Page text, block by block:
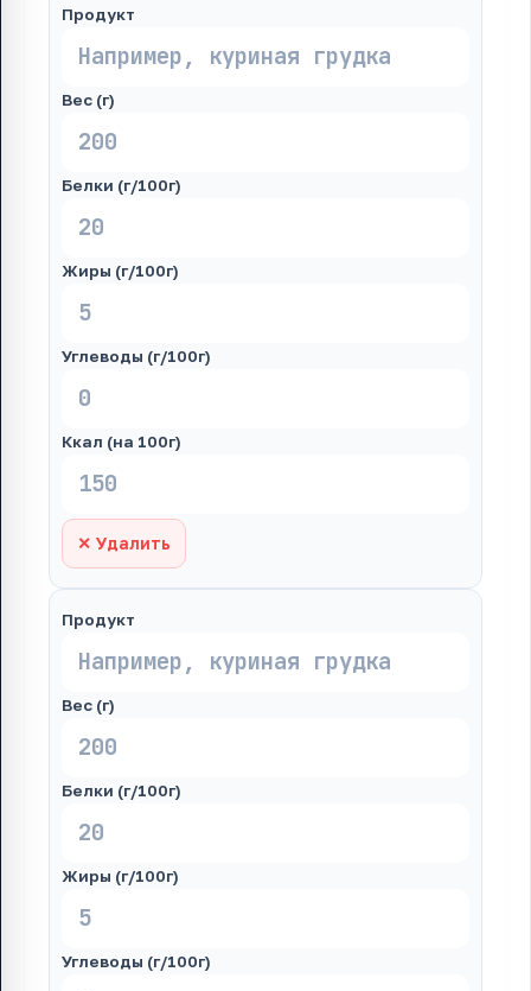
Продукт
Вес (г)
Белки (г/100г)
Жиры (г/100г)
Углеводы (г/100г)
Ккал (на 100г)
✕ Удалить
Продукт
Вес (г)
Белки (г/100г)
Жиры (г/100г)
Углеводы (г/100г)